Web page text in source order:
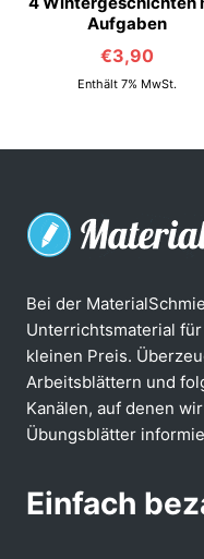
Aufgaben
€3,90
Enthält 7% MwSt.
Bei der
Unterrichtsmaterial
kleinen Preis.
Arbeitsblättern und
Kanälen, auf denen
Übungsblätter
Einfach